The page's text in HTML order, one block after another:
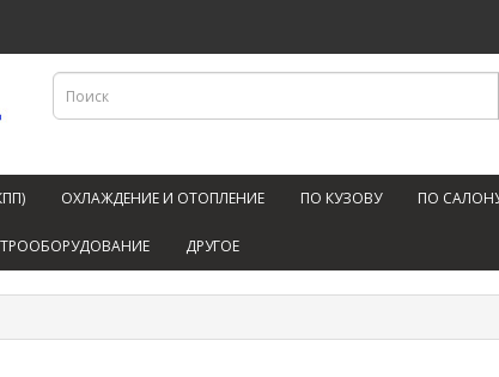
ОХЛАЖДЕНИЕ И ОТОПЛЕНИЕ ПО КУЗОВУ ПО
ДРУГОЕ